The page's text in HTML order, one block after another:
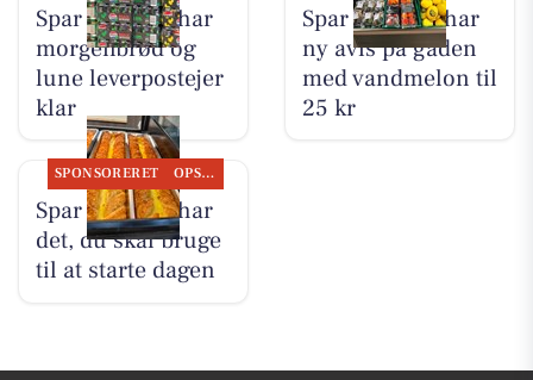
Spar Suldrup har
morgenbrød og
lune leverpostejer
klar
Spar Suldrup har
ny avis på gaden
med vandmelon til
25 kr
SPONSORERET OPSLAGSTAVLEN
Spar Suldrup har
det, du skal bruge
til at starte dagen